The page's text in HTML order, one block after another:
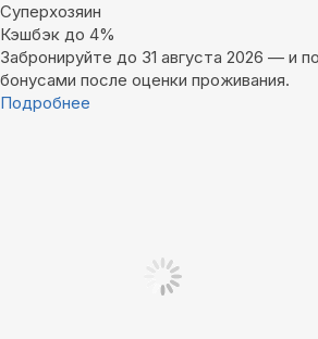
Суперхозяин
Кэшбэк до 4%
Забронируйте до 31 августа 2026 — и
бонусами после оценки проживания.
Подробнее